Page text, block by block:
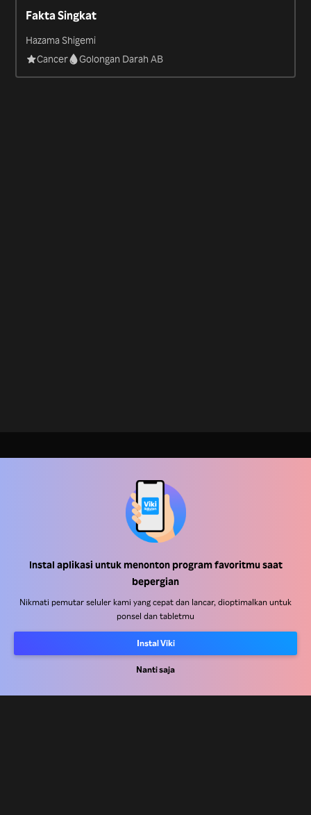
Instal aplikasi untuk menonton program favoritmu saat
bepergian
Nikmati pemutar seluler kami yang cepat dan lancar, dioptimalkan untuk
ponsel dan tabletmu
Instal Viki
Nanti saja
Fakta Singkat
Hazama Shigemi
Cancer
Golongan Darah AB
Pusat Bantuan